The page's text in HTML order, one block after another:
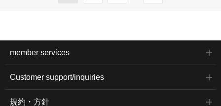
member services
Customer support/inquiries
規約・方針